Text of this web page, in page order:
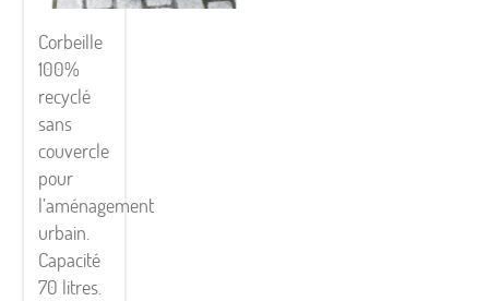
Corbeille
100%
recyclé
sans
couvercle
pour
l’aménagement
urbain.
Capacité
70 litres.